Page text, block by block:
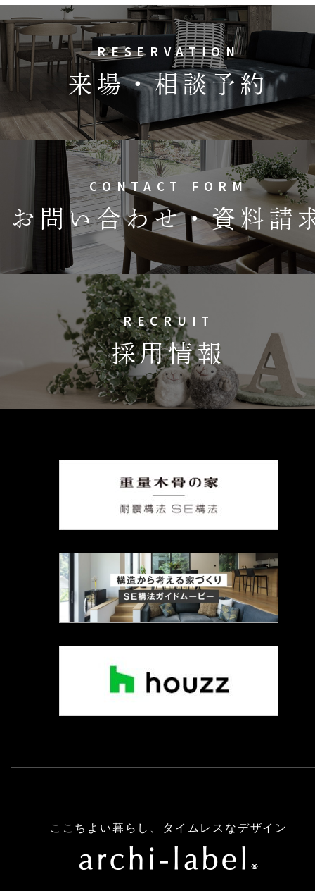
RESERVATION
来場・相談予約
CONTACT FORM
お問い合わせ・資料請
RECRUIT
採用情報
ここちよい暮らし、タイムレスなデザイン